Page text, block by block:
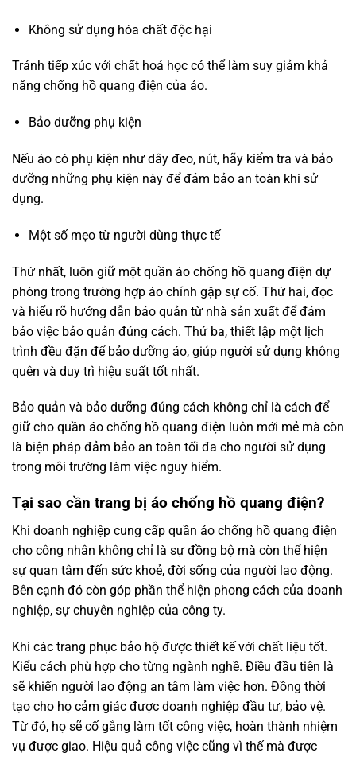
Không sử dụng hóa chất độc hại
Tránh tiếp xúc với chất hoá học có thể làm suy giảm khả
năng chống hồ quang điện của áo.
Bảo dưỡng phụ kiện
Nếu áo có phụ kiện như dây đeo, nút, hãy kiểm tra và bảo
dưỡng những phụ kiện này để đảm bảo an toàn khi sử
dụng.
Một số mẹo từ người dùng thực tế
Thứ nhất, luôn giữ một quần áo chống hồ quang điện dự
phòng trong trường hợp áo chính gặp sự cố. Thứ hai, đọc
và hiểu rõ hướng dẫn bảo quản từ nhà sản xuất để đảm
bảo việc bảo quản đúng cách. Thứ ba, thiết lập một lịch
trình đều đặn để bảo dưỡng áo, giúp người sử dụng không
quên và duy trì hiệu suất tốt nhất.
Bảo quản và bảo dưỡng đúng cách không chỉ là cách để
giữ cho quần áo chống hồ quang điện luôn mới mẻ mà còn
là biện pháp đảm bảo an toàn tối đa cho người sử dụng
trong môi trường làm việc nguy hiểm.
Tại sao cần trang bị áo chống hồ quang điện?
Khi doanh nghiệp cung cấp quần áo chống hồ quang điện
cho công nhân không chỉ là sự đồng bộ mà còn thể hiện
sự quan tâm đến sức khoẻ, đời sống của người lao động.
Bên cạnh đó còn góp phần thể hiện phong cách của doanh
nghiệp, sự chuyên nghiệp của công ty.
Khi các trang phục bảo hộ được thiết kế với chất liệu tốt.
Kiểu cách phù hợp cho từng ngành nghề. Điều đầu tiên là
sẽ khiến người lao động an tâm làm việc hơn. Đồng thời
tạo cho họ cảm giác được doanh nghiệp đầu tư, bảo vệ.
Từ đó, họ sẽ cố gắng làm tốt công việc, hoàn thành nhiệm
vụ được giao. Hiệu quả công việc cũng vì thế mà được